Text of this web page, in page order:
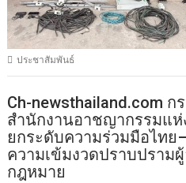
ประชาสัมพันธ์
Ch-newsthailand.com
สำนักงานอาชญากรรมแ
ยกระดับความร่วมมือไทย
ความเข้มงวดปราบปราม
กฎหมาย